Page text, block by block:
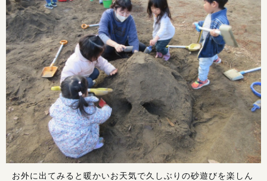
お外に出てみると暖かいお天気で久しぶりの砂遊びを楽しん